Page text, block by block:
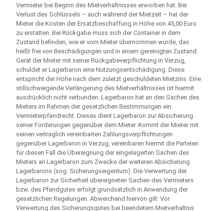
Vermieter bei Beginn des Mietverhältnisses erworben hat. Bei
Verlust des Schlüssels – auch während der Mietzeit – hat der
Mieter die Kosten der Ersatzbeschaffung in Höhe von 45,00 Euro
zu erstatten. Bei Rückgabe muss sich der Container in dem
Zustand befinden, wie er vom Mieter übernommen wurde, das
heißt frei von Beschädigungen und in einem gereinigten Zustand.
Gerät der Mieter mit seiner Rückgabeverpflichtung in Verzug,
schuldet er Lagerbaron eine Nutzungsentschädigung. Diese
entspricht der Höhe nach dem zuletzt geschuldeten Mietzins. Eine
stillschweigende Verlängerung des Mietverhältnisses ist hiermit
ausdrücklich nicht verbunden. Lagerbaron hat an den Sachen des
Mieters im Rahmen der gesetzlichen Bestimmungen ein
Vermieterpfandrecht. Dieses dient Lagerbaron zur Absicherung
seiner Forderungen gegenüber dem Mieter. Kommt der Mieter mit
seinen vertraglich vereinbarten Zahlungsverpflichtungen
gegenüber Lagerbaron in Verzug, vereinbaren hiermit die Parteien
für diesen Fall die Übereignung der eingelagerten Sachen des
Mieters an Lagerbaron zum Zwecke der weiteren Absicherung
Lagerbarons (sog. Sicherungseigentum). Die Verwertung der
Lagerbaron zur Sicherheit übereigneten Sachen des Vermieters
bzw. des Pfandgutes erfolgt grundsätzlich in Anwendung der
gesetzlichen Regelungen. Abweichend hiervon gilt: Vor
Verwertung des Sicherungsgutes bei beendetem Mietverhältnis